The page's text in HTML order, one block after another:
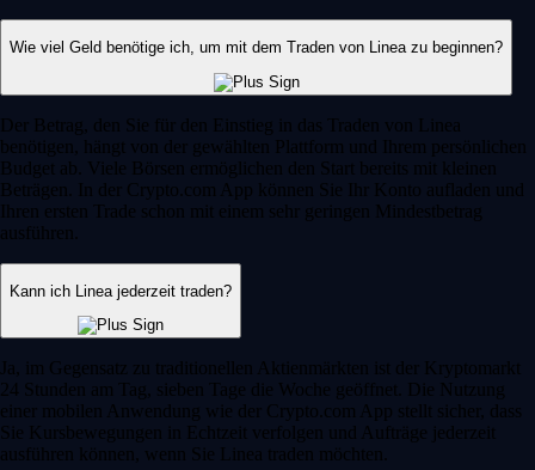
Wie viel Geld benötige ich, um mit dem Traden von Linea zu beginnen?
Der Betrag, den Sie für den Einstieg in das Traden von Linea
benötigen, hängt von der gewählten Plattform und Ihrem persönlichen
Budget ab. Viele Börsen ermöglichen den Start bereits mit kleinen
Beträgen. In der Crypto.com App können Sie Ihr Konto aufladen und
Ihren ersten Trade schon mit einem sehr geringen Mindestbetrag
ausführen.
Kann ich Linea jederzeit traden?
Ja, im Gegensatz zu traditionellen Aktienmärkten ist der Kryptomarkt
24 Stunden am Tag, sieben Tage die Woche geöffnet. Die Nutzung
einer mobilen Anwendung wie der Crypto.com App stellt sicher, dass
Sie Kursbewegungen in Echtzeit verfolgen und Aufträge jederzeit
ausführen können, wenn Sie Linea traden möchten.